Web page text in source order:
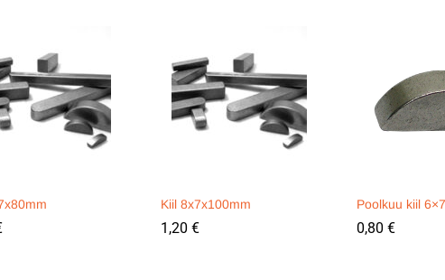
Kiil 8x7x100mm
1,20 €
1,20 €
Poolkuu kiil
0,80 €
0,80 €